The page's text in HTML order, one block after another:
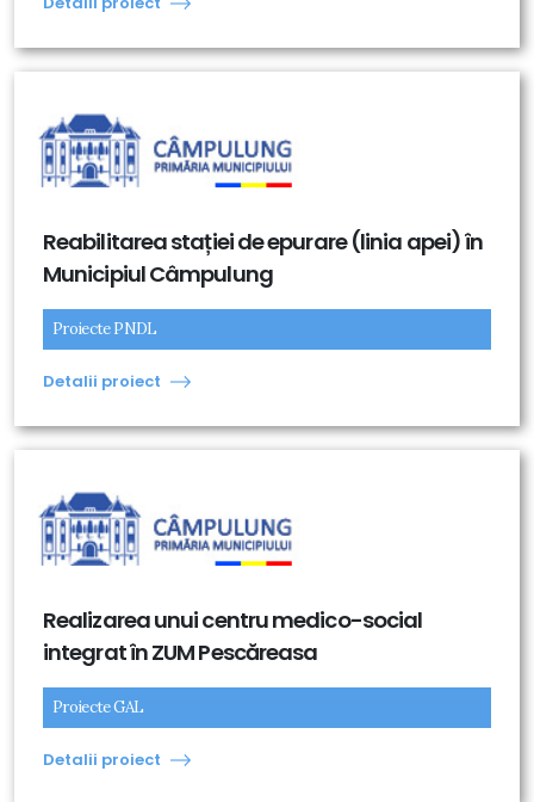
Reabilitarea stației de epurare (linia apei) în
Municipiul Câmpulung
Proiecte PNDL
Detalii proiect
Realizarea unui centru medico-social
integrat în ZUM Pescăreasa
Proiecte GAL
Detalii proiect